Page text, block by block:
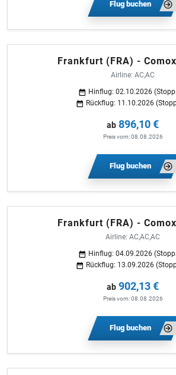
Flug buchen
Frankfurt (FRA) -
Airline: AC,AC
Hinflug: 02.10.2026
Rückflug: 11.10.2026
ab 896,10 €
Preis vom: 08.08.2026
Flug buchen
Frankfurt (FRA) -
Airline: AC,AC,AC
Hinflug: 04.09.2026
Rückflug: 13.09.2026
ab 902,13 €
Preis vom: 08.08.2026
Flug buchen